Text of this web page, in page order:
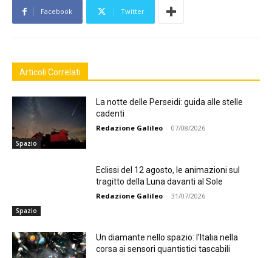
Facebook Twitter
Articoli Correlati
Spazio
La notte delle Perseidi: guida alle stelle
cadenti
Redazione Galileo - 07/08/2026
Spazio
Eclissi del 12 agosto, le animazioni sul
tragitto della Luna davanti al Sole
Redazione Galileo - 31/07/2026
Un diamante nello spazio: l’Italia nella
corsa ai sensori quantistici tascabili